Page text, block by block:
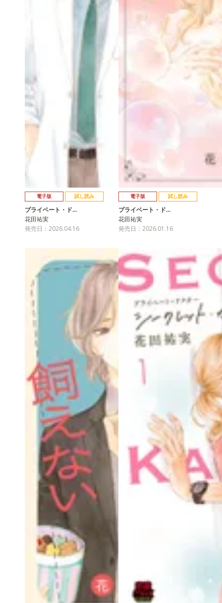
電子版 試し読み
プライベート・ド…
花田祐実
発売日：2026.04.16
電子版 試し読み
プライベート・ド…
花田祐実
発売日：2026.01.16